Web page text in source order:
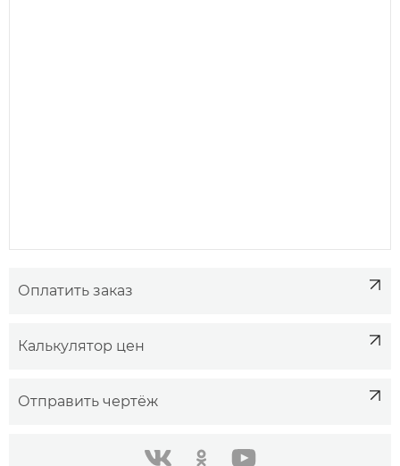
Оплатить заказ
Калькулятор цен
Отправить чертёж
в контакте одноклассники youtube